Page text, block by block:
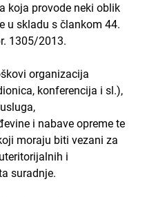
koja provode neki oblik
u skladu s člankom 44.
1305/2013.
organizacija
konferencija i sl.),
i nabave opreme te
moraju biti vezani za
i
suradnje.